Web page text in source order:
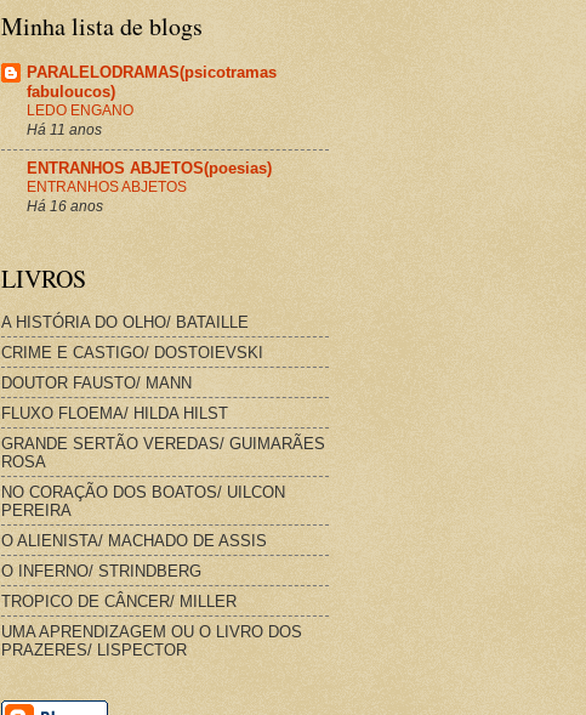
Minha lista de blogs
PARALELODRAMAS(psicotramas
fabuloucos)
LEDO ENGANO
Há 11 anos
ENTRANHOS ABJETOS(poesias)
ENTRANHOS ABJETOS
Há 16 anos
LIVROS
A HISTÓRIA DO OLHO/ BATAILLE
CRIME E CASTIGO/ DOSTOIEVSKI
DOUTOR FAUSTO/ MANN
FLUXO FLOEMA/ HILDA HILST
GRANDE SERTÃO VEREDAS/ GUIMARÃES
ROSA
NO CORAÇÃO DOS BOATOS/ UILCON
PEREIRA
O ALIENISTA/ MACHADO DE ASSIS
O INFERNO/ STRINDBERG
TROPICO DE CÂNCER/ MILLER
UMA APRENDIZAGEM OU O LIVRO DOS
PRAZERES/ LISPECTOR